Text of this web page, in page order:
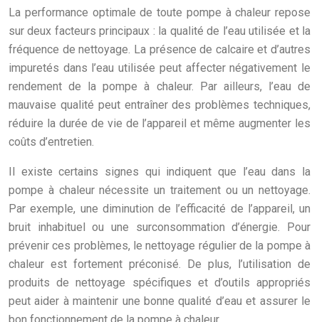
La performance optimale de toute pompe à chaleur repose
sur deux facteurs principaux : la qualité de l’eau utilisée et la
fréquence de nettoyage. La présence de calcaire et d’autres
impuretés dans l’eau utilisée peut affecter négativement le
rendement de la pompe à chaleur. Par ailleurs, l’eau de
mauvaise qualité peut entraîner des problèmes techniques,
réduire la durée de vie de l’appareil et même augmenter les
coûts d’entretien.
Il existe certains signes qui indiquent que l’eau dans la
pompe à chaleur nécessite un traitement ou un nettoyage.
Par exemple, une diminution de l’efficacité de l’appareil, un
bruit inhabituel ou une surconsommation d’énergie. Pour
prévenir ces problèmes, le nettoyage régulier de la pompe à
chaleur est fortement préconisé. De plus, l’utilisation de
produits de nettoyage spécifiques et d’outils appropriés
peut aider à maintenir une bonne qualité d’eau et assurer le